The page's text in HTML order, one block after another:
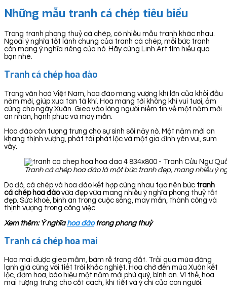
Những mẫu tranh cá chép tiêu biểu
Trong tranh phong thuỷ cá chép, có nhiều mẫu tranh khác nhau.
Ngoài ý nghĩa tốt lành chung của tranh cá chép, mỗi bức tranh
còn mang ý nghĩa riêng của nó. Hãy cùng Linh Art tìm hiểu qua
bạn nhé.
Tranh cá chép hoa đào
Trong văn hoá Việt Nam, hoa đào mang vượng khí lớn của khởi đầu
năm mới, giúp xua tan tà khí. Hoa mang tới không khí vui tươi, ấm
cúng cho ngày Xuân. Gieo vào lòng người niềm tin về một năm mới
an nhàn, hạnh phúc và may mắn.
Hoa đào còn tượng trưng cho sự sinh sôi nảy nở. Một năm mới an
khang thịnh vượng, phát tài phát lộc và một gia đình yên vui, sum
vầy.
Tranh cá chép hoa đào là một bức tranh đẹp, mang nhiều ý
Do đó, cá chép và hoa đào kết hợp cùng nhau tạo nên bức tranh
cá chép hoa đàovừa đẹp vừa mang nhiều ý nghĩa phong thuỷ tốt
đẹp. Sức khoẻ, bình an trong cuộc sống, may mắn, thành công và
thịnh vượng trong công việc
Xem thêm: Ý nghĩahoa đàotrong phong thuỷ
Tranh cá chép hoa mai
Hoa mai được gieo mầm, bám rễ trong đất. Trải qua mùa đông
lạnh giá cùng với tiết trời khắc nghiệt. Hoa chờ đến mùa Xuân kết
lộc, đơm hoa, báo hiệu một năm mới phú quý, bình an. Vì thế, hoa
mai tượng trưng cho cốt cách, khí tiết và ý chí của con người.